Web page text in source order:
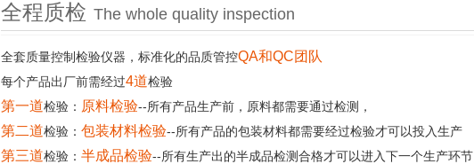
全程质检 The whole quality inspection
全套质量控制检验仪器，标准化的品质管控QA和QC团队
每个产品出厂前需经过4道检验
第一道检验： 原料检验--所有产品生产前，原料都需要通过检测，
第二道检验： 包装材料检验--所有产品的包装材料都需要经过检验才可以投入生产
第三道检验： 半成品检验--所有生产出的半成品检测合格才可以进入下一个生产环节